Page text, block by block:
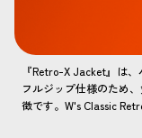
『Retro-X Jacket』は
フルジップ仕様のため
徴です。W's Classic